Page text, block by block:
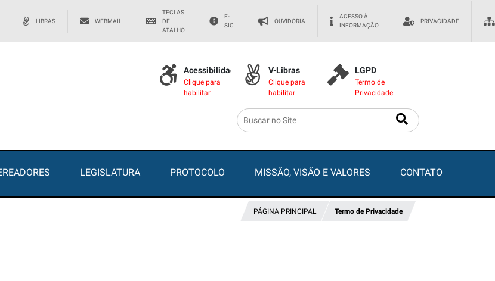
LIBRAS WEBMAIL
TECLAS
DE
ATALHO
E-
SIC
OUVIDORIA
ACESSO À
INFORMAÇÃO
PRIVACIDADE
Acessibilidade
Clique para
habilitar
V-Libras
Clique para
habilitar
LGPD
Termo de
Privacidade
LEGISLATURA PROTOCOLO MISSÃO, VISÃO E VALORES CONTATO
PÁGINA PRINCIPAL Termo de Privacidade